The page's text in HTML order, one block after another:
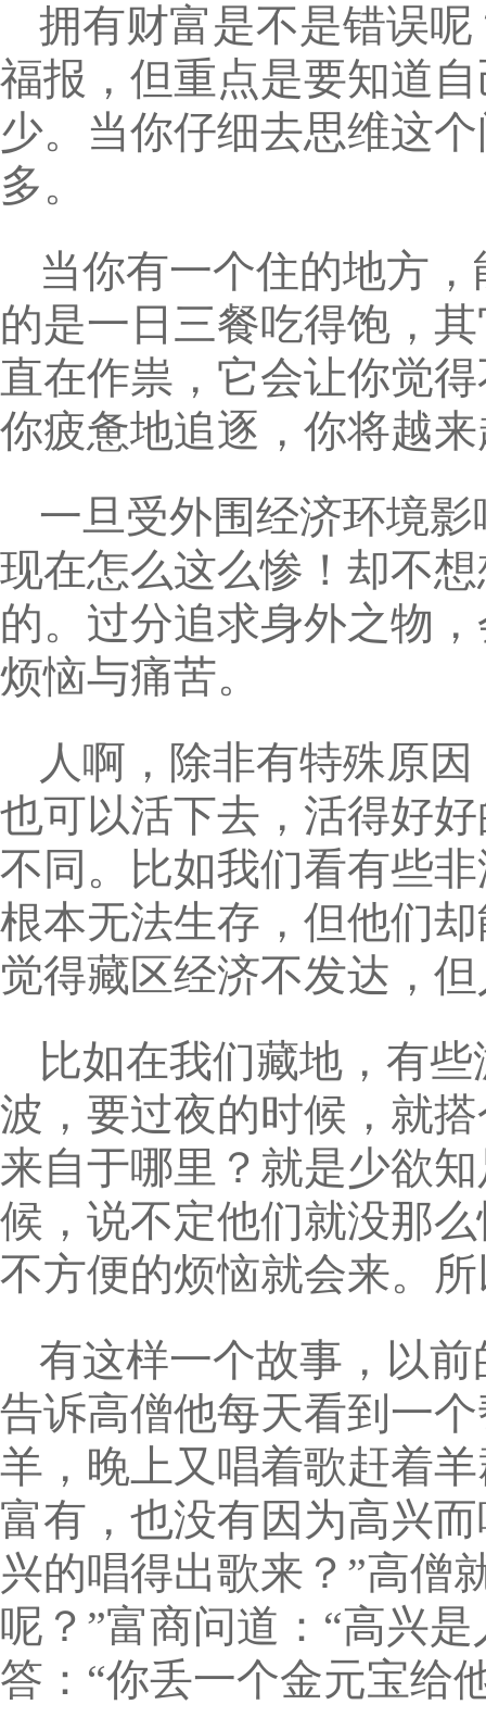
拥有财富是不是错误
福报，但重点是要知道
少。当你仔细去思维这
多。
当你有一个住的地方
的是一日三餐吃得饱，
直在作祟，它会让你觉
你疲惫地追逐，你将越
一旦受外围经济环境
现在怎么这么惨！却不
的。过分追求身外之物
烦恼与痛苦。
人啊，除非有特殊原
也可以活下去，活得好
不同。比如我们看有些
根本无法生存，但他们
觉得藏区经济不发达，
比如在我们藏地，有
波，要过夜的时候，就
来自于哪里？就是少欲
候，说不定他们就没那
不方便的烦恼就会来。
有这样一个故事，以
告诉高僧他每天看到一
羊，晚上又唱着歌赶着
富有，也没有因为高兴
兴的唱得出歌来？”高僧
呢？”富商问道：“高兴
答：“你丢一个金元宝给